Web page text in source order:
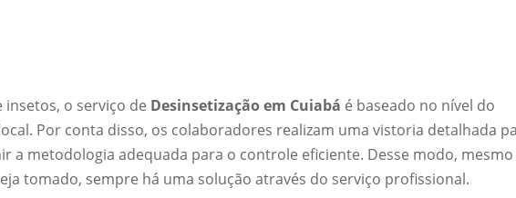
o serviço de Desinsetização em Cuiabá é baseado no nível do
Por conta disso, os colaboradores realizam uma vistoria detalhada
a metodologia adequada para o controle eficiente. Desse modo,
tomado, sempre há uma solução através do serviço profissional.